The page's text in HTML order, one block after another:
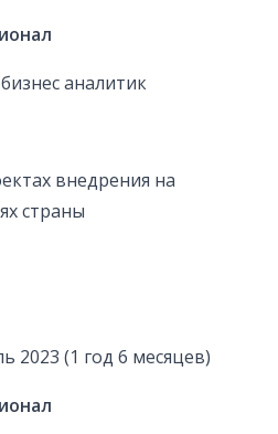
аналитик
внедрения на
страны
2023 (1 год 6 месяцев)